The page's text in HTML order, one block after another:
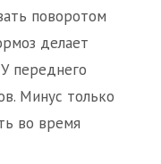
поворотом
делает
переднего
Минус только
во время